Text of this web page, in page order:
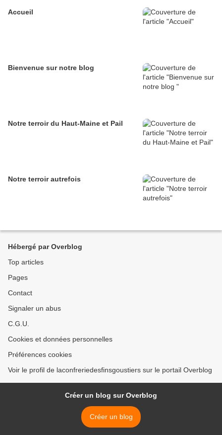
Accueil
Bienvenue sur notre blog
Notre terroir du Haut-Maine et Pail
Notre terroir autrefois
Hébergé par Overblog
Top articles
Pages
Contact
Signaler un abus
C.G.U.
Cookies et données personnelles
Préférences cookies
Voir le profil de laconfreriedesfinsgoustiers sur le portail Overblog
Créer un blog sur Overblog
Créer un blog